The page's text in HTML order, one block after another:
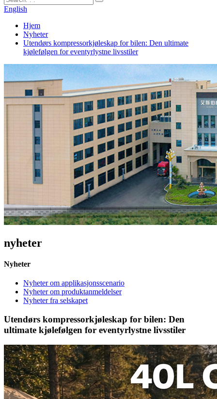
English
Hjem
Nyheter
Utendørs kompressorkjøleskap for bilen: Den ultimate
kjølefølgen for eventyrlystne livsstiler
nyheter
Nyheter
Nyheter om applikasjonsscenario
Nyheter om produktanmeldelser
Nyheter fra selskapet
Utendørs kompressorkjøleskap for bilen: Den
ultimate kjølefølgen for eventyrlystne livsstiler